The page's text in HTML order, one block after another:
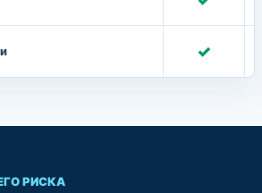
✓
РИСКА